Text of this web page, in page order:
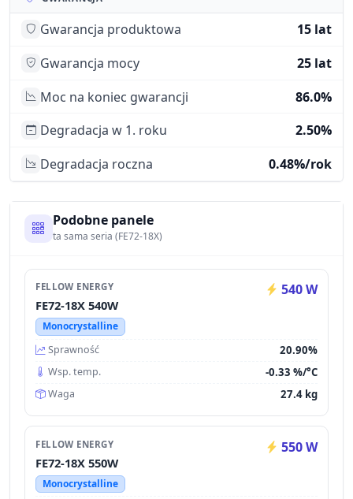
Gwarancja produktowa
15 lat
Gwarancja mocy
25 lat
Moc na koniec gwarancji
86.0%
Degradacja w 1. roku
2.50%
Degradacja roczna
0.48%/rok
Podobne panele
ta sama seria (FE72-18X)
FELLOW ENERGY 540 W
FE72-18X 540W
Monocrystalline
Sprawność
20.90%
Wsp. temp. -0.33 %/°C
Waga 27.4 kg
FELLOW ENERGY 550 W
FE72-18X 550W
Monocrystalline